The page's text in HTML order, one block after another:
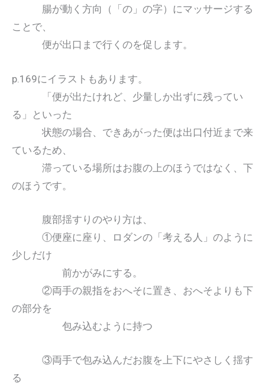
腸が動く方向（「の」の字）にマッサージする
ことで、
便が出口まで行くのを促します。
p.169にイラストもあります。
「便が出たけれど、少量しか出ずに残ってい
る」といった
状態の場合、できあがった便は出口付近まで来
ているため、
滞っている場所はお腹の上のほうではなく、下
のほうです。
腹部揺すりのやり方は、
①便座に座り、ロダンの「考える人」のように
少しだけ
前かがみにする。
②両手の親指をおへそに置き、おへそよりも下
の部分を
包み込むように持つ
③両手で包み込んだお腹を上下にやさしく揺す
る